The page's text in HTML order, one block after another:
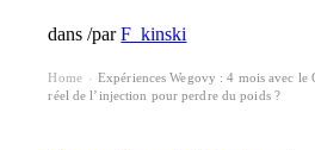
dans/parF_kinski
Home
Expériences Wegovy : 4 mois avec le
réel de l’injection pour perdre du poids ?